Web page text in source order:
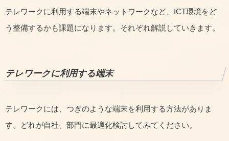
テレワークに利用する端末やネットワークなど、ICT環境をど
う整備するかも課題になります。それぞれ解説していきます。
テレワークに利用する端末
テレワークには、つぎのような端末を利用する方法がありま
す。どれが自社、部門に最適化検討してみてください。